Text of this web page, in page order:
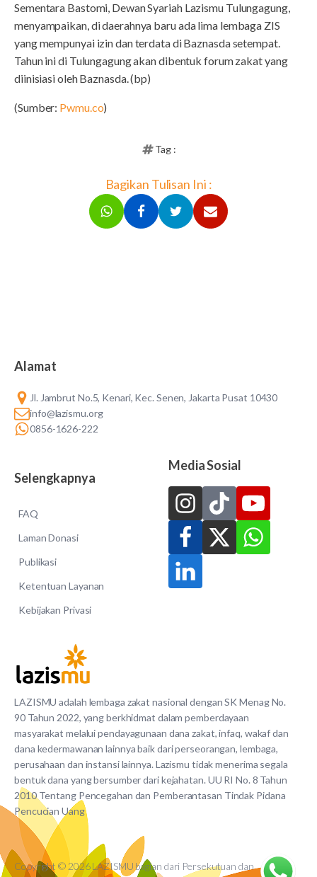
Sementara Bastomi, Dewan Syariah Lazismu Tulungagung,
menyampaikan, di daerahnya baru ada lima lembaga ZIS
yang mempunyai izin dan terdata di Baznasda setempat.
Tahun ini di Tulungagung akan dibentuk forum zakat yang
diinisiasi oleh Baznasda. (bp)
(Sumber: Pwmu.co)
Tag :
Bagikan Tulisan Ini :
LAZISMU adalah lembaga zakat nasional dengan SK Menag No.
90 Tahun 2022, yang berkhidmat dalam pemberdayaan
masyarakat melalui pendayagunaan dana zakat, infaq, wakaf dan
dana kedermawanan lainnya baik dari perseorangan, lembaga,
perusahaan dan instansi lainnya. Lazismu tidak menerima segala
bentuk dana yang bersumber dari kejahatan. UU RI No. 8 Tahun
2010 Tentang Pencegahan dan Pemberantasan Tindak Pidana
Pencucian Uang
Alamat
Jl. Jambrut No.5, Kenari, Kec. Senen, Jakarta Pusat 10430
info@lazismu.org
0856-1626-222
Selengkapnya
FAQ
Laman Donasi
Publikasi
Ketentuan Layanan
Kebijakan Privasi
Media Sosial
Copyright © 2026 LAZISMU bagian dari Persekutuan dan